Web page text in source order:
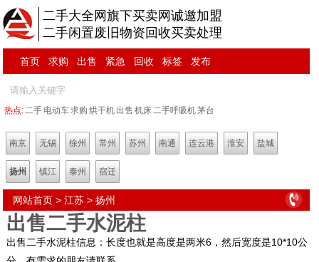
二手大全网旗下买卖网诚邀加盟
二手闲置废旧物资回收买卖处理
首页 求购 出售 紧急 回收 标签 发布
热点:二手 电动车求购 烘干机出售 机床二手呼吸机茅台
南京 无锡 徐州 常州 苏州 南通 连云港 淮安 盐城
扬州 镇江 泰州 宿迁
网站首页 >江苏 >扬州
出售二手水泥柱
出售二手水泥柱信息：长度也就是高度是两米6，然后宽度是10*10公